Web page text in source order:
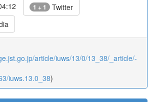
1 + 1 Twitter
article/iuws/13/0/13_38/_article/-
iuws.13.0_38)